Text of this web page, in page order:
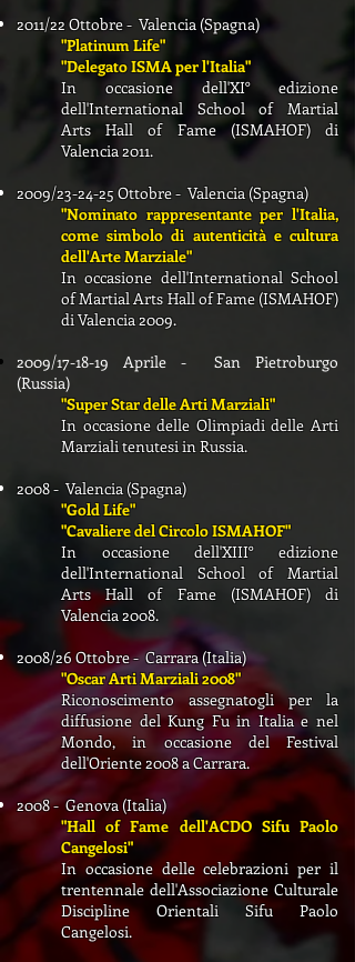
2011/22 Ottobre - Valencia (Spagna)
"Platinum Life"
"Delegato ISMA per l'Italia"
In occasione dell'XI° edizione
dell'International School of Martial
Arts Hall of Fame (ISMAHOF) di
Valencia 2011.
2009/23-24-25 Ottobre - Valencia (Spagna)
"Nominato rappresentante per l'Italia,
come simbolo di autenticità e cultura
dell'Arte Marziale"
In occasione dell'International School
of Martial Arts Hall of Fame (ISMAHOF)
di Valencia 2009.
2009/17-18-19 Aprile - San Pietroburgo
(Russia)
"Super Star delle Arti Marziali"
In occasione delle Olimpiadi delle Arti
Marziali tenutesi in Russia.
2008 - Valencia (Spagna)
"Gold Life"
"Cavaliere del Circolo ISMAHOF"
In occasione dell'XIII° edizione
dell'International School of Martial
Arts Hall of Fame (ISMAHOF) di
Valencia 2008.
2008/26 Ottobre - Carrara (Italia)
"Oscar Arti Marziali 2008"
Riconoscimento assegnatogli per la
diffusione del Kung Fu in Italia e nel
Mondo, in occasione del Festival
dell'Oriente 2008 a Carrara.
2008 - Genova (Italia)
"Hall of Fame dell'ACDO Sifu Paolo
Cangelosi"
In occasione delle celebrazioni per il
trentennale dell'Associazione Culturale
Discipline Orientali Sifu Paolo
Cangelosi.